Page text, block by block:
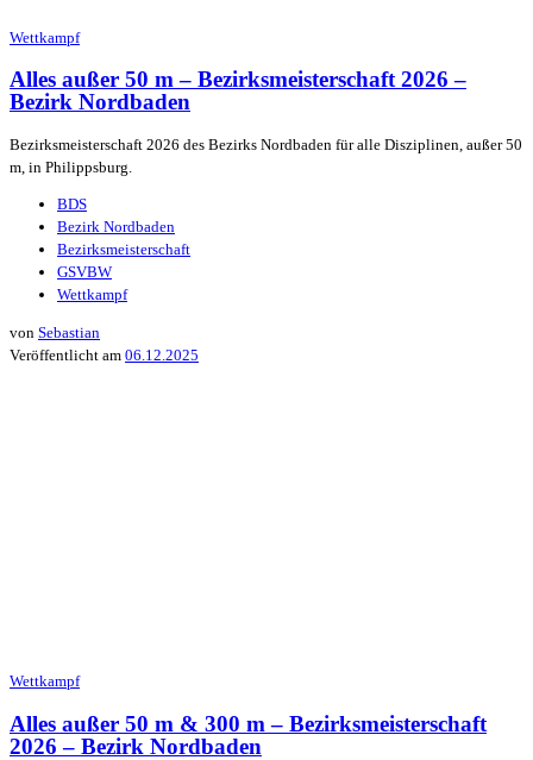
Wettkampf
Alles außer 50 m – Bezirksmeisterschaft 2026 –
Bezirk Nordbaden
Bezirksmeisterschaft 2026 des Bezirks Nordbaden für alle Disziplinen, außer 50
m, in Philippsburg.
BDS
Bezirk Nordbaden
Bezirksmeisterschaft
GSVBW
Wettkampf
von Sebastian
Veröffentlicht am 06.12.2025
Wettkampf
Alles außer 50 m & 300 m – Bezirksmeisterschaft
2026 – Bezirk Nordbaden